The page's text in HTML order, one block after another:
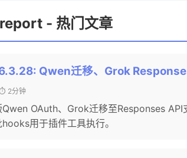
- 热门文章
Qwen迁移、Grok
2分钟
Qwen OAuth、Grok迁移至Responses
用于插件工具执行。